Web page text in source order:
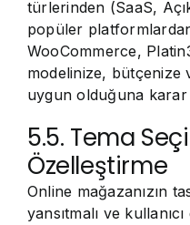
türlerinden (SaaS,
popüler
WooCommerce,
modelinize, bütçenize
uygun olduğuna karar
5.5. Tema
Özelleştirme
Online mağazanızın
yansıtmalı ve